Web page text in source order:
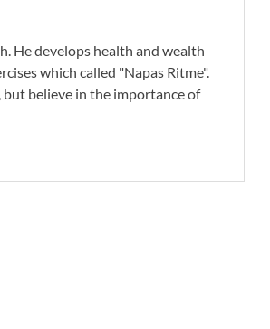
He develops health and wealth
which called "Napas Ritme".
believe in the importance of